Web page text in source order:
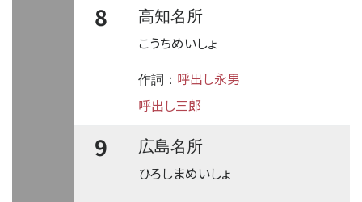
8
高知名所
こうちめいしょ
作詞： 呼出し永男
呼出し三郎
9
広島名所
ひろしまめいしょ